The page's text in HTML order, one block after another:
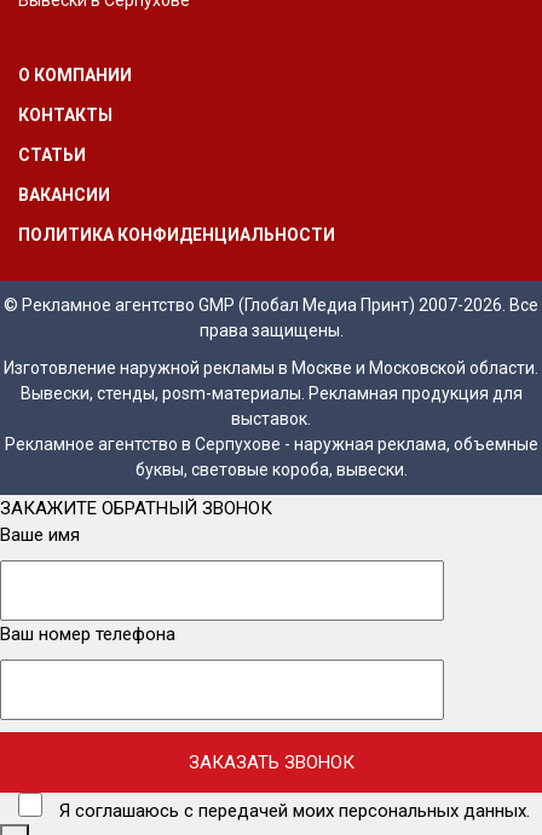
О КОМПАНИИ
КОНТАКТЫ
СТАТЬИ
ВАКАНСИИ
ПОЛИТИКА КОНФИДЕНЦИАЛЬНОСТИ
© Рекламное агентство GMP (Глобал Медиа Принт) 2007-2026. Все
права защищены.
Изготовление наружной рекламы в Москве и Московской области.
Вывески, стенды, posm-материалы. Рекламная продукция для
выставок.
Рекламное агентство в Серпухове - наружная реклама, объемные
буквы, световые короба, вывески.
ЗАКАЖИТЕ ОБРАТНЫЙ ЗВОНОК
Ваше имя
Ваш номер телефона
Я соглашаюсь с передачей моих персональных данных.